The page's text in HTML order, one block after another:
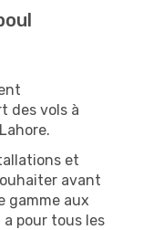
des vols à
et
avant
gamme aux
pour tous les